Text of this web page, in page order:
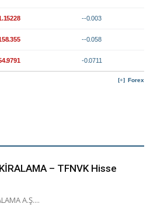
--0.003
--0.058
-0.0711
Forex
– TFNVK Hisse
A.Ş....